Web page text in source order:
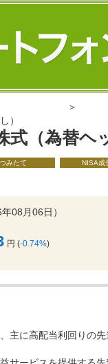
＞
）
式（為替ヘ
みたて NISA成
08月06日）
円 (-0.74%)
主に高配当利回りの